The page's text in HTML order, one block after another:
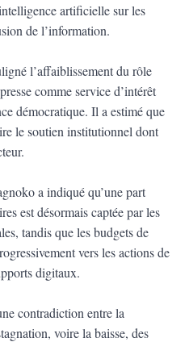
artificielle sur les
de l’information.
l’affaiblissement du rôle
comme service d’intérêt
démocratique. Il a estimé que
le soutien institutionnel dont
a indiqué qu’une part
est désormais captée par les
tandis que les budgets de
vers les actions de
digitaux.
contradiction entre la
voire la baisse, des